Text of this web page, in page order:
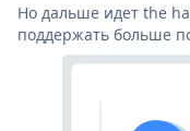
Но дальше идет the
поддержать больше